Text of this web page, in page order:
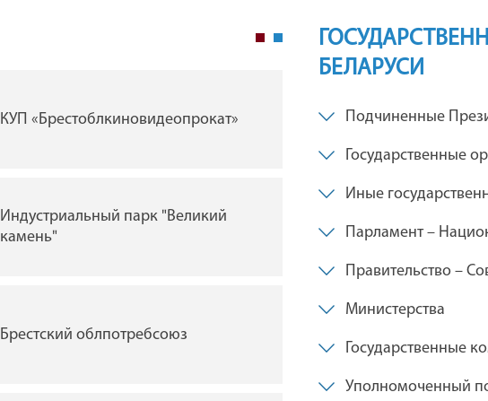
КУП «Брестоблкиновидеопрокат»
Индустриальный парк "Великий
камень"
Брестский облпотребсоюз
ГУ "Брестская областная
филармония"
драмы им. Ленинского
Брестская таможня
БЕЛАРУСИ
Подчиненные
Государственные
Иные
Парламент –
Правительство –
Министерства
Государственные
Уполномоченный